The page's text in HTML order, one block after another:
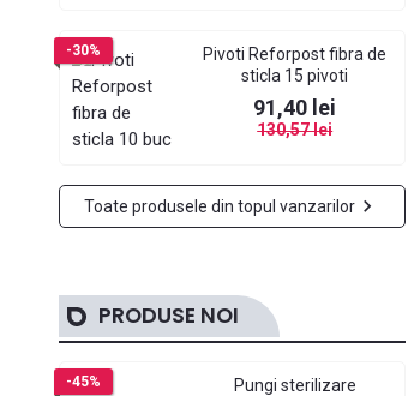
Pivoti Reforpost fibra de
sticla 15 pivoti
Pret
91,40 lei
130,57 lei
-30%
Toate produsele din topul vanzarilor 
PRODUSE NOI
Pungi sterilizare
-45%